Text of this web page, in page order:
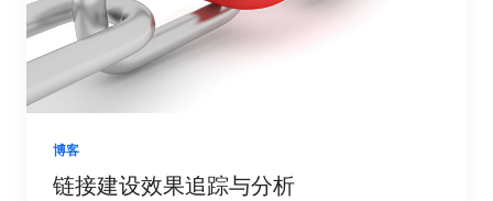
博客
链接建设效果追踪与分析